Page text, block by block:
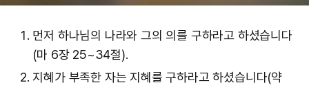
먼저 하나님의 나라와 그의 의를 구하라고 하셨습니다
(마 6장 25~34절).
지혜가 부족한 자는 지혜를 구하라고 하셨습니다(약